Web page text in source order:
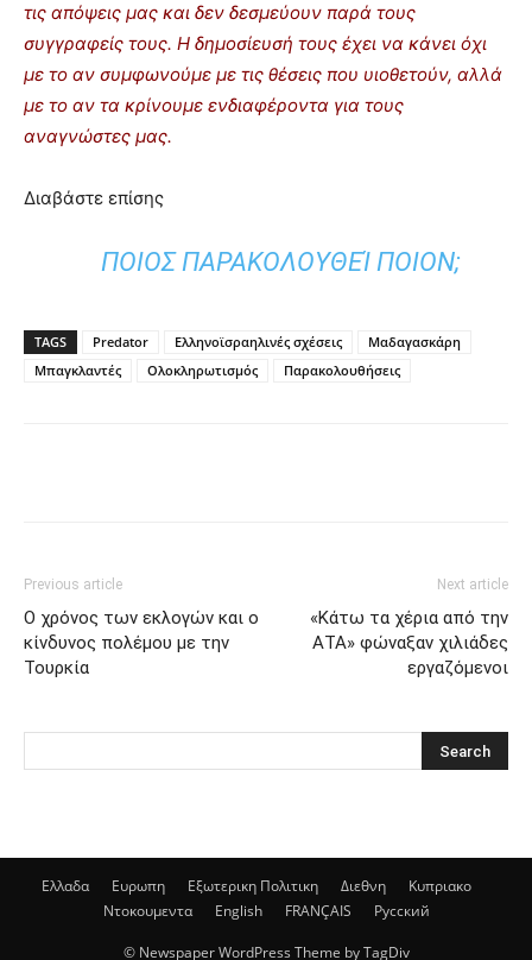
τις απόψεις μας και δεν δεσμεύουν παρά τους
συγγραφείς τους. Η δημοσίευσή τους έχει να κάνει όχι
με το αν συμφωνούμε με τις θέσεις που υιοθετούν, αλλά
με το αν τα κρίνουμε ενδιαφέροντα για τους
αναγνώστες μας.
Διαβάστε επίσης
ΠΟΙΟΣ ΠΑΡΑΚΟΛΟΥΘΕΊ ΠΟΙΟΝ;
TAGS Predator Ελληνοϊσραηλινές σχέσεις
Μαδαγασκάρη
Μπαγκλαντές
Ολοκληρωτισμός Παρακολουθήσεις
Previous article
Ο χρόνος των εκλογών και ο
κίνδυνος πολέμου με την
Τουρκία
Next article
«Κάτω τα χέρια από την
ΑΤΑ» φώναξαν χιλιάδες
εργαζόμενοι
Ελλαδα Ευρωπη Εξωτερικη Πολιτικη Διεθνη
Κυπριακο
Ντοκουμεντα
English FRANÇAIS Русский
© Newspaper WordPress Theme by TagDiv